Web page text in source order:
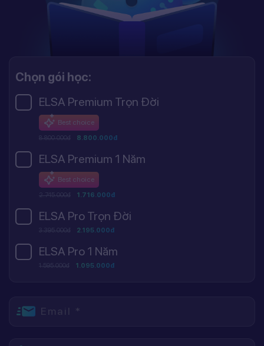
Chọn gói học:
ELSA Premium Trọn Đời
Best choice
8.800.000đ 8.800.000đ
ELSA Premium 1 Năm
Best choice
2.745.000đ 1.716.000đ
ELSA Pro Trọn Đời
3.395.000đ 2.195.000đ
ELSA Pro 1 Năm
1.595.000đ 1.095.000đ
Email *